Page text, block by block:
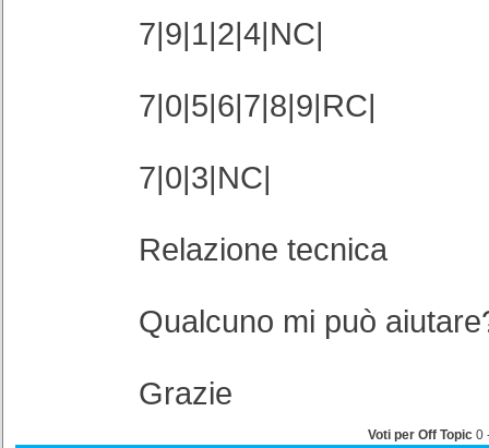
7|9|1|2|4|NC|
7|0|5|6|7|8|9|RC|
7|0|3|NC|
Relazione tecnica
Qualcuno mi può
Grazie
Voti per Off Topic 0